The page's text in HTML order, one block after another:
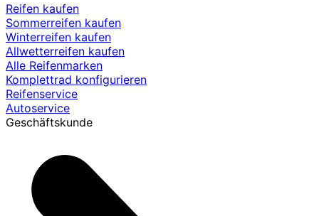
Reifen kaufen
Sommerreifen kaufen
Winterreifen kaufen
Allwetterreifen kaufen
Alle Reifenmarken
Komplettrad konfigurieren
Reifenservice
Autoservice
Geschäftskunde